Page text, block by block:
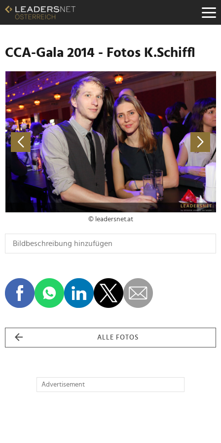
Zum
Inhalt
Zur
Navigation
Zur
Hauptnavigation
CCA-Gala 2014 - Fotos K.Schiffl
© leadersnet.at
ALLE FOTOS
Advertisement